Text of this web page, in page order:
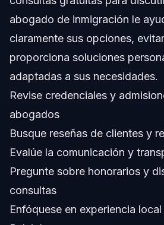
¿Vale la pena usar un abogado de
solicitud de visa?
¿Vasquez Law Firm ofrece
inmigración?
¿Qué es la regla de los 7 años en
¿Cuánto tarda el trámite de
comunes?
¿Puedo obtener ayuda legal virtual
inmigración empresarial en
abogado de inmigración le
claramente sus opciones,
proporciona soluciones
adaptadas a sus necesidades.
Revise credenciales y
abogados
Busque reseñas de clientes y
Evalúe la comunicación y
Pregunte sobre honorarios y
consultas
Enfóquese en experiencia